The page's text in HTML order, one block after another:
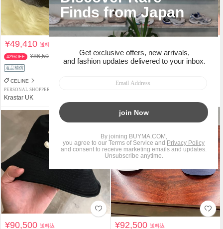
¥49,410送料込
42%OFF ¥86,500
返品補償
CELINE
PERSONAL SHOPPER
Krastar UK
関税負担なし 返品補償
CELINE
¥90,500送料込 ¥92,500送料込